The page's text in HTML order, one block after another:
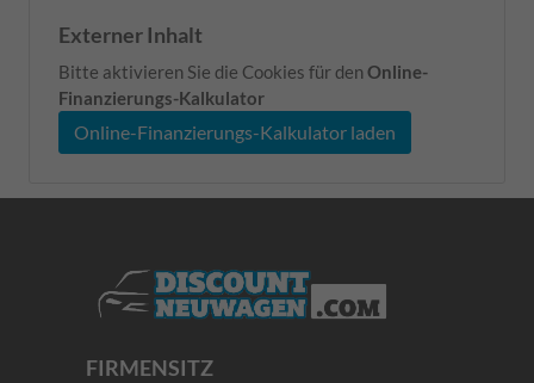
Externer Inhalt
Bitte aktivieren Sie die Cookies für den Online-
Finanzierungs-Kalkulator
Online-Finanzierungs-Kalkulator laden
FIRMENSITZ